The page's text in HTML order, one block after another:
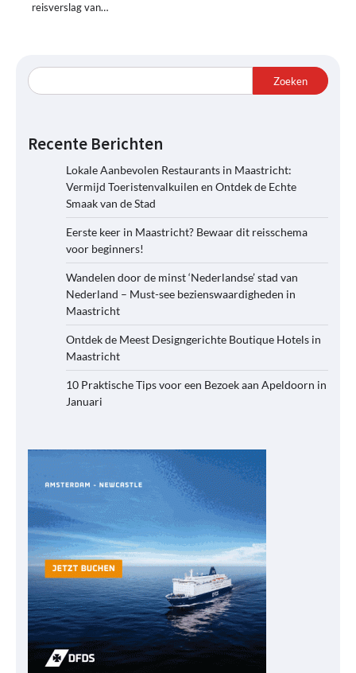
reisverslag van…
Zoeken
Recente Berichten
Lokale Aanbevolen Restaurants in Maastricht:
Vermijd Toeristenvalkuilen en Ontdek de Echte
Smaak van de Stad
Eerste keer in Maastricht? Bewaar dit reisschema
voor beginners!
Wandelen door de minst ‘Nederlandse’ stad van
Nederland – Must-see bezienswaardigheden in
Maastricht
Ontdek de Meest Designgerichte Boutique Hotels in
Maastricht
10 Praktische Tips voor een Bezoek aan Apeldoorn in
Januari